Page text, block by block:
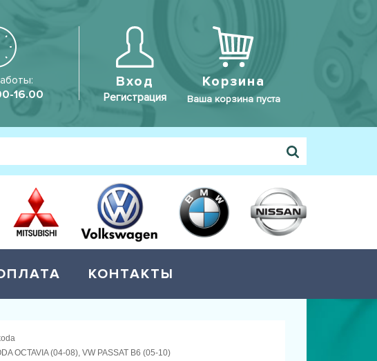
16.00
Вход
Регистрация
Корзина
Ваша корзина пуста
КОНТАКТЫ
(04-08), VW PASSAT B6 (05-10)